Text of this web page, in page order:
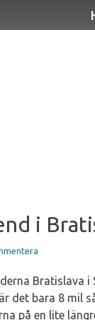
i
Bratislava i
det bara 8 mil
på en lite